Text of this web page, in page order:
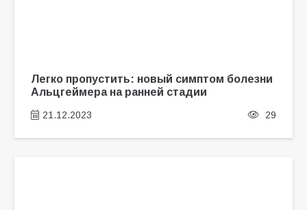
Легко пропустить: новый симптом болезни
Альцгеймера на ранней стадии
21.12.2023 29